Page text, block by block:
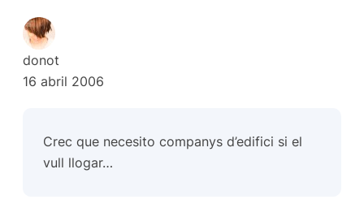
donot
16 abril 2006
Crec que necesito companys d’edifici si el
vull llogar…